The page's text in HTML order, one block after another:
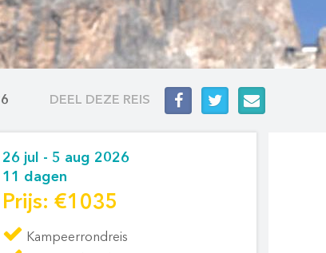
DEEL DEZE REIS
26 jul - 5 aug 2026
11 dagen
Prijs: €1035
Kampeerrondreis